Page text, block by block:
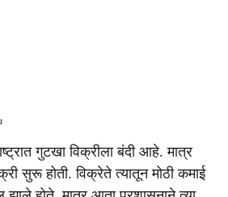
गुटखा विक्रीला बंदी आहे. मात्र
सुरू होती. विक्रेते त्यातून मोठी कमाई